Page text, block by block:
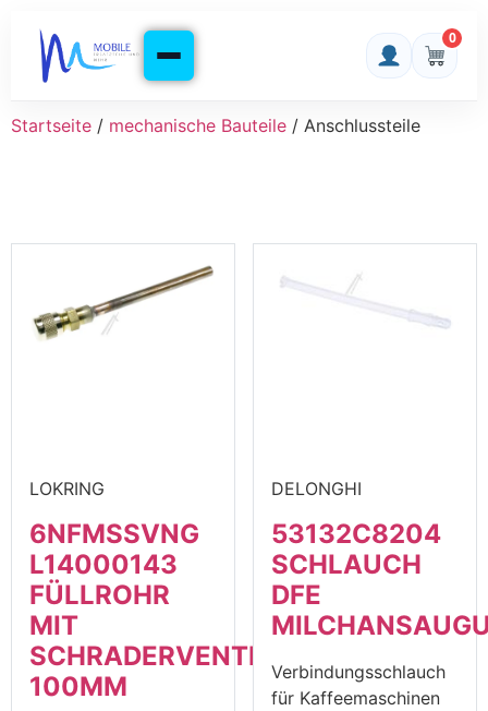
0
Startseite / mechanische Bauteile / Anschlussteile
LOKRING
6NFMSSVNG
L14000143
FÜLLROHR
MIT
SCHRADERVENTIL,
100MM
DELONGHI
53132C8204
SCHLAUCH
DFE
Verbindungsschlauch
für Kaffeemaschinen